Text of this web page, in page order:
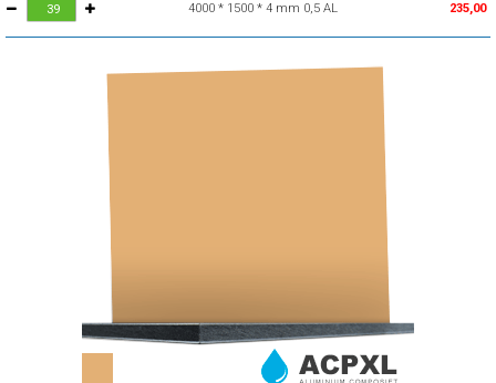
4000 * 1500 * 4 mm 0,5 AL 235,00